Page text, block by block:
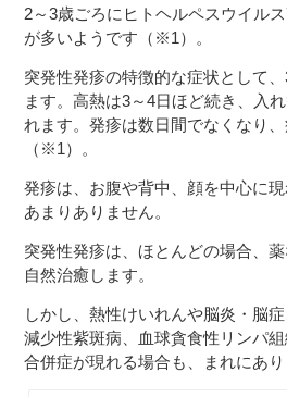
2～3歳ごろにヒトヘルペスウイル
が多いようです（※1）。
突発性発疹の特徴的な症状として
ます。高熱は3～4日ほど続き、入
れます。発疹は数日間でなくなり
（※1）。
発疹は、お腹や背中、顔を中心に
あまりありません。
突発性発疹は、ほとんどの場合、
自然治癒します。
しかし、熱性けいれんや脳炎・脳
減少性紫斑病、血球貪食性リンパ
合併症が現れる場合も、まれにあ